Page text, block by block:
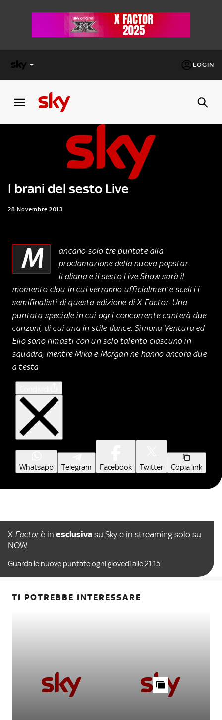
LOGIN
FACTOR
Cos’altro vedere:
PROGRAMMI SKY
SKY.IT
I brani del sesto Live
28 Novembre 2013
M
ancano solo tre puntate alla
proclamazione della nuova popstar
italiana e il sesto Live Show sarà il
momento clou in cui verranno ufficialmente scelti i
semifinalisti di questa edizione di X Factor. Una
puntata speciale in cui ogni concorrente canterà due
canzoni, di cui una in stile dance. Simona Ventura ed
Elio sono rimasti con un solo talento ciascuno in
squadra, mentre Mika e Morgan ne hanno ancora due
a testa
Whatsapp Telegram Facebook Twitter Copia link
X Factorè in esclusiva su Sky e in streaming solo su
NOW
Guarda le nuove puntate ogni giovedì alle 21.15
TI POTREBBE INTERESSARE